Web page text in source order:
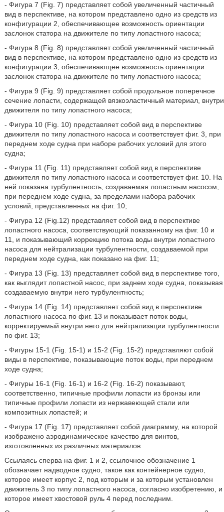
- Фигура 7 (Fig. 7) представляет собой увеличенный частичный
вид в перспективе, на котором представлено одно из средств из
конфигурации 2, обеспечивающее возможность ориентации
заслонок статора на движителе по типу лопастного насоса;
- Фигура 8 (Fig. 8) представляет собой увеличенный частичный
вид в перспективе, на котором представлено одно из средств из
конфигурации 3, обеспечивающее возможность ориентации
заслонок статора на движителе по типу лопастного насоса;
- Фигура 9 (Fig. 9) представляет собой продольное поперечное
сечение лопасти, содержащей вязкоэластичный материал, внутри
движителя по типу лопастного насоса;
- Фигура 10 (Fig. 10) представляет собой вид в перспективе
движителя по типу лопастного насоса и соответствует фиг. 3, при
переднем ходе судна при наборе рабочих условий для этого
судна;
- Фигура 11 (Fig. 11) представляет собой вид в перспективе
движителя по типу лопастного насоса и соответствует фиг. 10. На
ней показана турбулентность, создаваемая лопастным насосом,
при переднем ходе судна, за пределами набора рабочих
условий, представленных на фиг. 10;
- Фигура 12 (Fig.12) представляет собой вид в перспективе
лопастного насоса, соответствующий показанному на фиг. 10 и
11, и показывающий коррекцию потока воды внутри лопастного
насоса для нейтрализации турбулентности, создаваемой при
переднем ходе судна, как показано на фиг. 11;
- Фигура 13 (Fig. 13) представляет собой вид в перспективе того,
как выглядит лопастной насос, при заднем ходе судна, показывая
создаваемую внутри него турбулентность;
- Фигура 14 (Fig. 14) представляет собой вид в перспективе
лопастного насоса по фиг. 13 и показывает поток воды,
корректируемый внутри него для нейтрализации турбулентности
по фиг. 13;
- Фигуры 15-1 (Fig. 15-1) и 15-2 (Fig. 15-2) представляют собой
виды в перспективе, показывающие поток воды, при переднем
ходе судна;
- Фигуры 16-1 (Fig. 16-1) и 16-2 (Fig. 16-2) показывают,
соответственно, типичные профили лопасти из бронзы или
типичные профили лопасти из нержавеющей стали или
композитных лопастей; и
- Фигура 17 (Fig. 17) представляет собой диаграмму, на которой
изображено аэродинамическое качество для винтов,
изготовленных из различных материалов.
Ссылаясь сперва на фиг. 1 и 2, ссылочное обозначение 1
обозначает надводное судно, такое как контейнерное судно,
которое имеет корпус 2, под которым и за которым установлен
движитель 3 по типу лопастного насоса, согласно изобретению, и
которое имеет хвостовой руль 4 перед последним.